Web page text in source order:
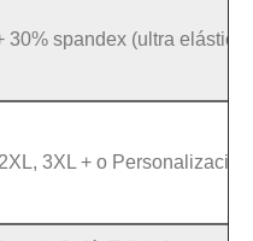
30% spandex (ultra elástico)
3XL + o Personalización